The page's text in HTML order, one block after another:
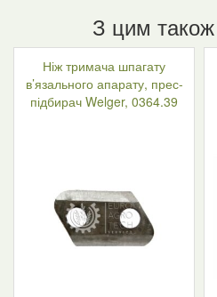
З цим
Ніж тримача шпагату
в’язального апарату, прес-
підбирач Welger, 0364.39